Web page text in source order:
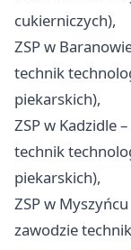
cukierniczych),
ZSP w
technik
piekarskich),
ZSP w Kadzidle
technik
piekarskich),
ZSP w
zawodzie